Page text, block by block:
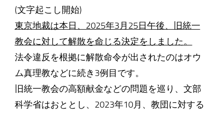
(文字起こし開始)
東京地裁は本日、2025年3月25日午後、旧統一
教会に対して解散を命じる決定をしました。
法令違反を根拠に解散命令が出されたのはオウ
ム真理教などに続き3例目です。
旧統一教会の高額献金などの問題を巡り、文部
科学省はおととし、2023年10月、教団に対する